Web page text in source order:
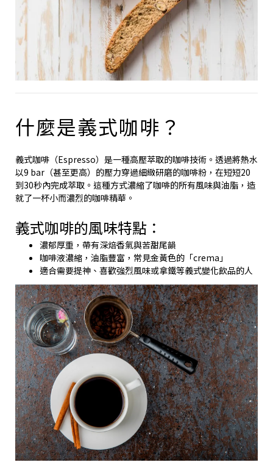
什麼是義式咖啡？
義式咖啡（Espresso）是一種高壓萃取的咖啡技術。透過將熱水
以9 bar（甚至更高）的壓力穿過細緻研磨的咖啡粉，在短短20
到30秒內完成萃取。這種方式濃縮了咖啡的所有風味與油脂，造
就了一杯小而濃烈的咖啡精華。
義式咖啡的風味特點：
濃郁厚重，帶有深焙香氣與苦甜尾韻
咖啡液濃縮，油脂豐富，常見金黃色的「crema」
適合需要提神、喜歡強烈風味或拿鐵等義式變化飲品的人